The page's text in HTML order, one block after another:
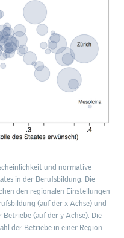
und normative
in der Berufsbildung. Die
den regionalen Einstellungen
(auf der x-Achse) und
(auf der y-Achse). Die
der Betriebe in einer Region.